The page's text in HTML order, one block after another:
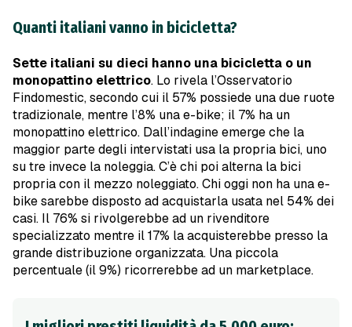
Quanti italiani vanno in bicicletta?
Sette italiani su dieci hanno una bicicletta o un
monopattino elettrico. Lo rivela l’Osservatorio
Findomestic, secondo cui il 57% possiede una due ruote
tradizionale, mentre l’8% una e-bike; il 7% ha un
monopattino elettrico. Dall’indagine emerge che la
maggior parte degli intervistati usa la propria bici, uno
su tre invece la noleggia. C’è chi poi alterna la bici
propria con il mezzo noleggiato. Chi oggi non ha una e-
bike sarebbe disposto ad acquistarla usata nel 54% dei
casi. Il 76% si rivolgerebbe ad un rivenditore
specializzato mentre il 17% la acquisterebbe presso la
grande distribuzione organizzata. Una piccola
percentuale (il 9%) ricorrerebbe ad un marketplace.